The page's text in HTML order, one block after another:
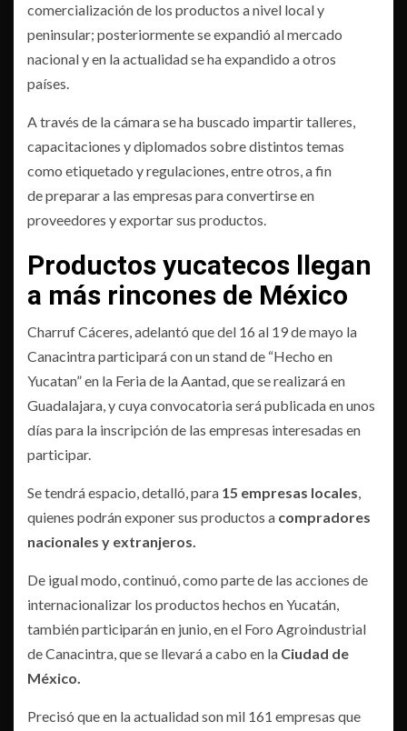
comercialización de los productos a nivel local y
peninsular; posteriormente se expandió al mercado
nacional y en la actualidad se ha expandido a otros
países.
A través de la cámara se ha buscado impartir talleres,
capacitaciones y diplomados sobre distintos temas
como etiquetado y regulaciones, entre otros, a fin
de preparar a las empresas para convertirse en
proveedores y exportar sus productos.
Productos yucatecos llegan
a más rincones de México
Charruf Cáceres, adelantó que del 16 al 19 de mayo la
Canacintra participará con un stand de “Hecho en
Yucatan” en la Feria de la Aantad, que se realizará en
Guadalajara, y cuya convocatoria será publicada en unos
días para la inscripción de las empresas interesadas en
participar.
Se tendrá espacio, detalló, para 15 empresas locales,
quienes podrán exponer sus productos a compradores
nacionales y extranjeros.
De igual modo, continuó, como parte de las acciones de
internacionalizar los productos hechos en Yucatán,
también participarán en junio, en el Foro Agroindustrial
de Canacintra, que se llevará a cabo en la Ciudad de
México.
Precisó que en la actualidad son mil 161 empresas que